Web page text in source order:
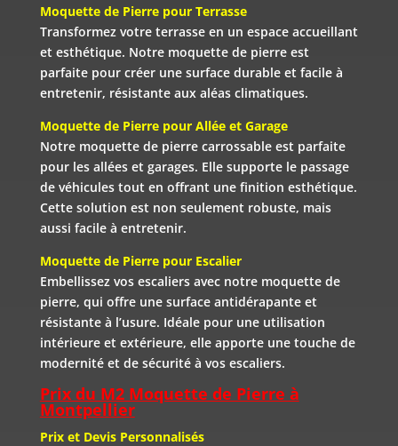
Moquette de Pierre pour Terrasse
Transformez votre terrasse en un espace accueillant
et esthétique. Notre moquette de pierre est
parfaite pour créer une surface durable et facile à
entretenir, résistante aux aléas climatiques.
Moquette de Pierre pour Allée et Garage
Notre moquette de pierre carrossable est parfaite
pour les allées et garages. Elle supporte le passage
de véhicules tout en offrant une finition esthétique.
Cette solution est non seulement robuste, mais
aussi facile à entretenir.
Moquette de Pierre pour Escalier
Embellissez vos escaliers avec notre moquette de
pierre, qui offre une surface antidérapante et
résistante à l’usure. Idéale pour une utilisation
intérieure et extérieure, elle apporte une touche de
modernité et de sécurité à vos escaliers.
Prix du M2 Moquette de Pierre à
Montpellier
Prix et Devis Personnalisés